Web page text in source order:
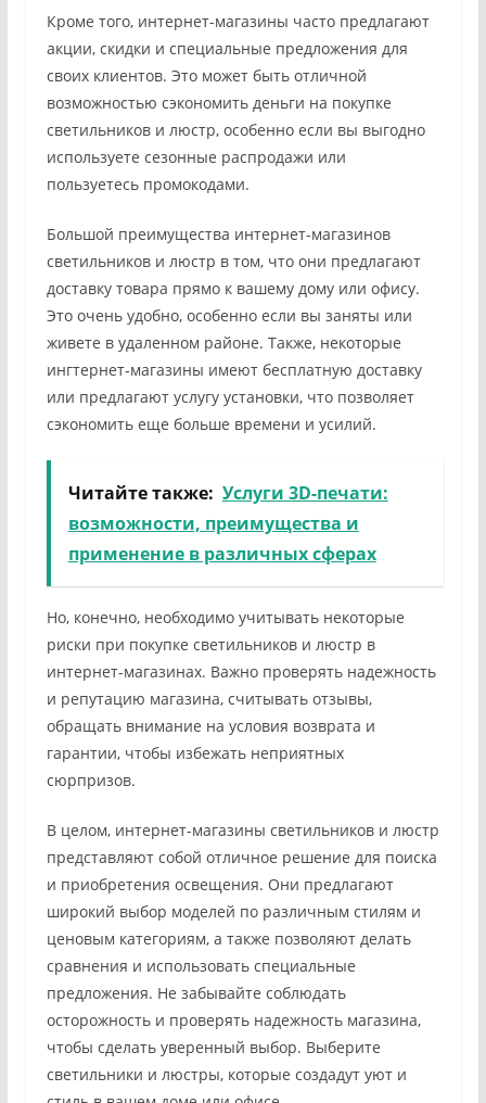
Кроме того, интернет-магазины часто предлагают
акции, скидки и специальные предложения для
своих клиентов. Это может быть отличной
возможностью сэкономить деньги на покупке
светильников и люстр, особенно если вы выгодно
используете сезонные распродажи или
пользуетесь промокодами.
Большой преимущества интернет-магазинов
светильников и люстр в том, что они предлагают
доставку товара прямо к вашему дому или офису.
Это очень удобно, особенно если вы заняты или
живете в удаленном районе. Также, некоторые
ингтернет-магазины имеют бесплатную доставку
или предлагают услугу установки, что позволяет
сэкономить еще больше времени и усилий.
Читайте также: Услуги 3D-печати:
возможности, преимущества и
применение в различных сферах
Но, конечно, необходимо учитывать некоторые
риски при покупке светильников и люстр в
интернет-магазинах. Важно проверять надежность
и репутацию магазина, считывать отзывы,
обращать внимание на условия возврата и
гарантии, чтобы избежать неприятных
сюрпризов.
В целом, интернет-магазины светильников и люстр
представляют собой отличное решение для поиска
и приобретения освещения. Они предлагают
широкий выбор моделей по различным стилям и
ценовым категориям, а также позволяют делать
сравнения и использовать специальные
предложения. Не забывайте соблюдать
осторожность и проверять надежность магазина,
чтобы сделать уверенный выбор. Выберите
светильники и люстры, которые создадут уют и